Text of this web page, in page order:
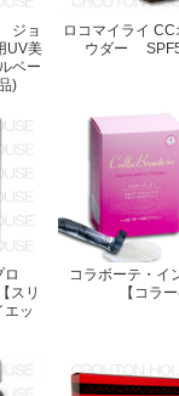
ジョ
UV美
ベー
)
ロコマイライ
ウダー
ロ
スリ
エッ
コラボーテ・イ
【コラ